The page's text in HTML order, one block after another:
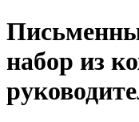
набор из